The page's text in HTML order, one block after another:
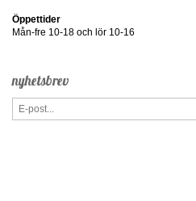
Öppettider
Mån-fre 10-18 och lör 10-16
nyhetsbrev